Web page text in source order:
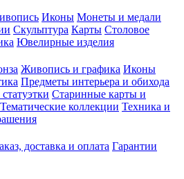
Иконы Монеты и медали
Скульптура Карты Столовое
Ювелирные изделия
Живопись и графика Иконы
Предметы интерьера и обихода
Старинные карты и
Тематические коллекции Техника и
доставка и оплата Гарантии